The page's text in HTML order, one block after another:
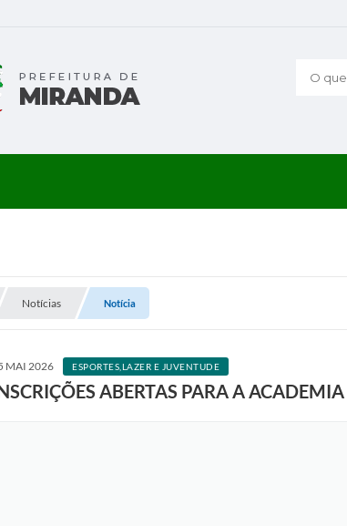
O que
Notícias Notícia
MAI 2026 ESPORTES,LAZER E JUVENTUDE
ABERTAS PARA A